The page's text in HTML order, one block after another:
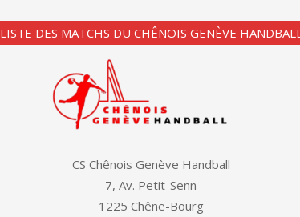
LISTE DES MATCHS DU CHÊNOIS GENÈVE HANDBALL
CS Chênois Genève Handball
7, Av. Petit-Senn
1225 Chêne-Bourg